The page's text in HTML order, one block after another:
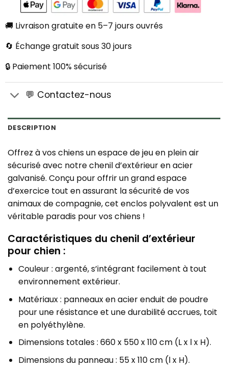
🚚 Livraison gratuite en 5–7 jours ouvrés
🔄 Échange gratuit sous 30 jours
🔒 Paiement 100% sécurisé
💬 Contactez-nous
DESCRIPTION
Offrez à vos chiens un espace de jeu en plein air
sécurisé avec notre chenil d’extérieur en acier
galvanisé. Conçu pour offrir un grand espace
d’exercice tout en assurant la sécurité de vos
animaux de compagnie, cet enclos polyvalent est un
véritable paradis pour vos chiens !
Caractéristiques du chenil d’extérieur
pour chien :
Couleur : argenté, s’intégrant facilement à tout
environnement extérieur.
Matériaux : panneaux en acier enduit de poudre
pour une résistance et une durabilité accrues, toit
en polyéthylène.
Dimensions totales : 660 x 550 x 110 cm (L x l x H).
Dimensions du panneau : 55 x 110 cm (l x H).